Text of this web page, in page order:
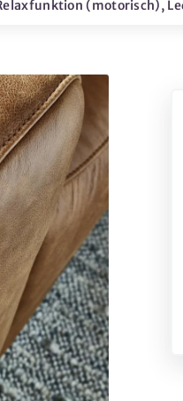
(motorisch),